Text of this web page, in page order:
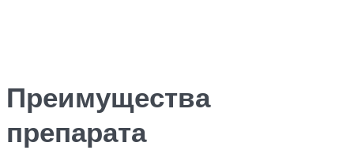
Преимущества
препарата